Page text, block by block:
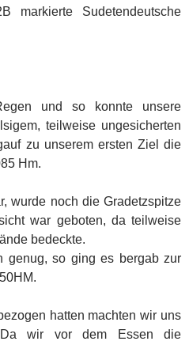
markierte Sudetendeutsche
und so konnte unsere
teilweise ungesicherten
zu unserem ersten Ziel die
Hm.
wurde noch die Gradetzspitze
war geboten, da teilweise
bedeckte.
genug, so ging es bergab zur
hatten machten wir uns
Da wir vor dem Essen die